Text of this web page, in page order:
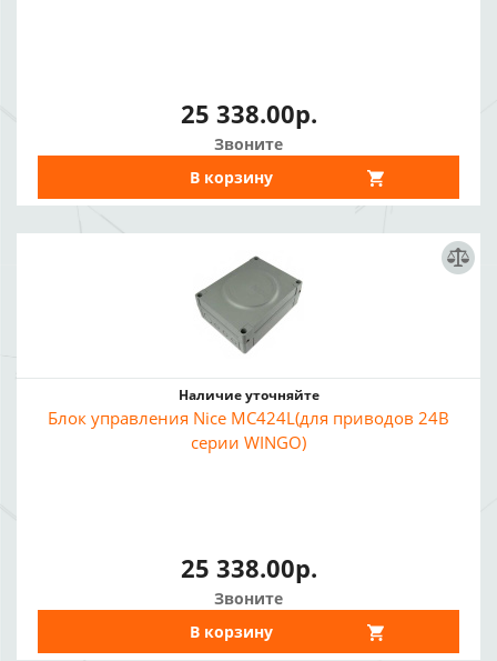
25 338.00р.
Звоните
В корзину
Наличие уточняйте
Блок управления Nice MC424L(для приводов 24В
серии WINGO)
25 338.00р.
Звоните
В корзину